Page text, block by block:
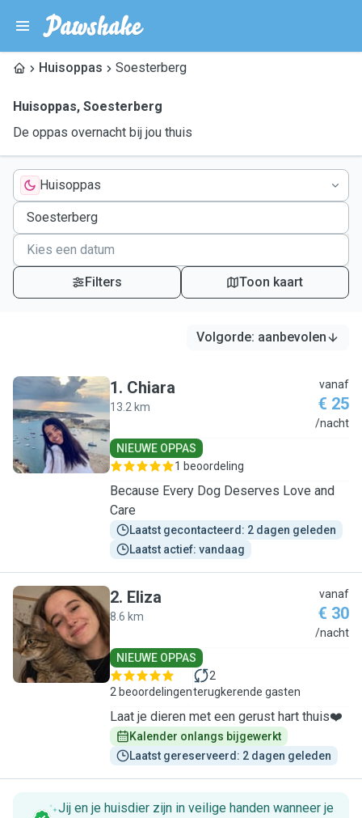
Huisoppas Soesterberg
Huisoppas, Soesterberg
De oppas overnacht bij jou thuis
Huisoppas
Filters Toon kaart
Volgorde: aanbevolen
C
1. Chiara
13.2 km
vanaf
€ 25
/nacht
NIEUWE OPPAS
1 beoordeling
Because Every Dog Deserves Love and
Care
Laatst gecontacteerd: 2 dagen geleden
Laatst actief: vandaag
E
2. Eliza
8.6 km
vanaf
€ 30
/nacht
NIEUWE OPPAS
2 beoordelingen
2
terugkerende gasten
Laat je dieren met een gerust hart thuis❤️
Kalender onlangs bijgewerkt
Laatst gereserveerd: 2 dagen geleden
Jij en je huisdier zijn in veilige handen wanneer je